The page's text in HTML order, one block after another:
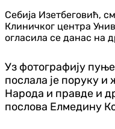
Себија Изетбеговић,
Клиничког центра
огласила се данас на
Уз фотографију
послала је поруку
Народа и правде и
послова Елмедину